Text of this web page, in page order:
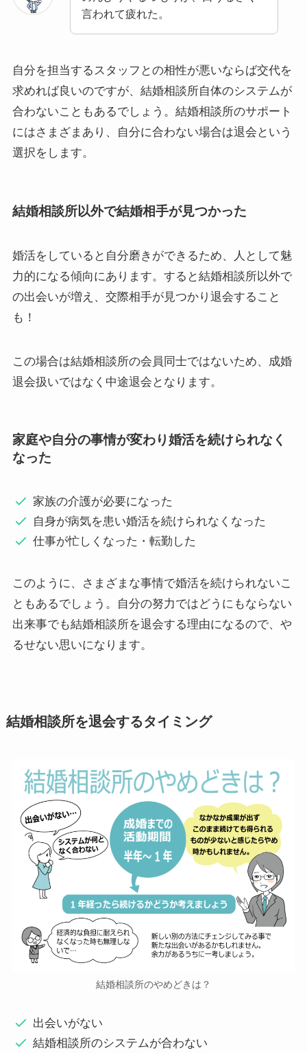
言われて疲れた。
自分を担当するスタッフとの相性が悪いならば交代を
求めれば良いのですが、結婚相談所自体のシステムが
合わないこともあるでしょう。結婚相談所のサポート
にはさまざまあり、自分に合わない場合は退会という
選択をします。
結婚相談所以外で結婚相手が見つかった
婚活をしていると自分磨きができるため、人として魅
力的になる傾向にあります。すると結婚相談所以外で
の出会いが増え、交際相手が見つかり退会すること
も！
この場合は結婚相談所の会員同士ではないため、成婚
退会扱いではなく中途退会となります。
家庭や自分の事情が変わり婚活を続けられなく
なった
家族の介護が必要になった
自身が病気を患い婚活を続けられなくなった
仕事が忙しくなった・転勤した
このように、さまざまな事情で婚活を続けられないこ
ともあるでしょう。自分の努力ではどうにもならない
出来事でも結婚相談所を退会する理由になるので、や
るせない思いになります。
結婚相談所を退会するタイミング
結婚相談所のやめどきは？
出会いがない
結婚相談所のシステムが合わない